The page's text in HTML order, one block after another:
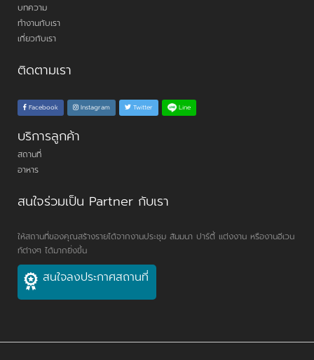
บทความ
ทำงานกับเรา
เกี่ยวกับเรา
ติดตามเรา
Facebook Instagram Twitter Line
บริการลูกค้า
สถานที่
อาหาร
สนใจร่วมเป็น Partner กับเรา
ให้สถานที่ของคุณสร้างรายได้จากงานประชุม สัมมนา ปาร์ตี้ แต่งงาน หรืองานอีเวน
ท์ต่างๆ ได้มากยิ่งขึ้น
สนใจลงประกาศสถานที่